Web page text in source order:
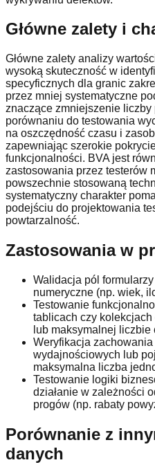
Główne zalety i
Główne zalety analizy
wysoką skuteczność w
specyficznych dla granic
przez mniej systematyczne
znaczące zmniejszenie
porównaniu do testowania
na oszczędność czasu i
zapewniając szerokie
funkcjonalności. BVA jest
zastosowania przez testerów
powszechnie stosowaną
systematyczny charakter
podejściu do projektowania
powtarzalność.
Zastosowania w
Walidacja pól
numeryczne (np. wiek,
Testowanie
tablicach czy
lub maksymalnej liczbie
Weryfikacja
wydajnościowych lub
maksymalna liczba
Testowanie logiki
działanie w zależności
progów (np. rabaty
Porównanie z
danych